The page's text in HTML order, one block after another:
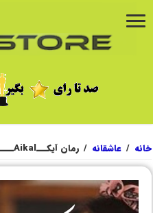
خانه / عاشقانه / رمان آیکـــAikalـــــال